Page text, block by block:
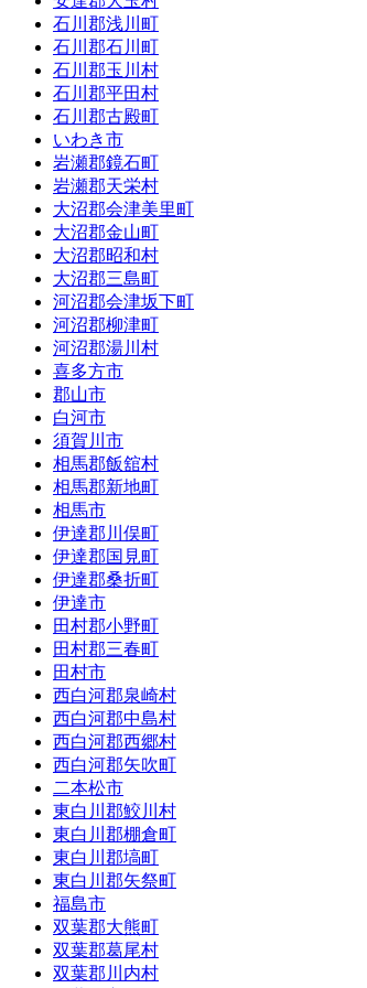
石川郡浅川町
石川郡石川町
石川郡玉川村
石川郡平田村
石川郡古殿町
いわき市
岩瀬郡鏡石町
岩瀬郡天栄村
大沼郡会津美里町
大沼郡金山町
大沼郡昭和村
大沼郡三島町
河沼郡会津坂下町
河沼郡柳津町
河沼郡湯川村
喜多方市
郡山市
白河市
須賀川市
相馬郡飯舘村
相馬郡新地町
相馬市
伊達郡川俣町
伊達郡国見町
伊達郡桑折町
伊達市
田村郡小野町
田村郡三春町
田村市
西白河郡泉崎村
西白河郡中島村
西白河郡西郷村
西白河郡矢吹町
二本松市
東白川郡鮫川村
東白川郡棚倉町
東白川郡塙町
東白川郡矢祭町
福島市
双葉郡大熊町
双葉郡葛尾村
双葉郡川内村